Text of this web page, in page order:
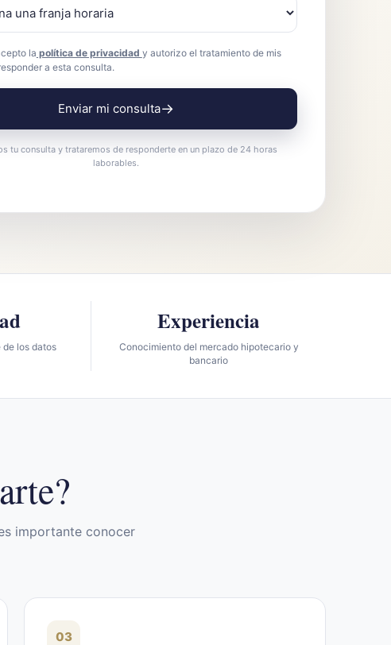
la política de privacidad y autorizo el tratamiento de mis
a esta consulta.
Enviar mi consulta→
tu consulta y trataremos de responderte en un plazo de 24 horas
laborables.
de los datos
Experiencia
Conocimiento del mercado hipotecario y
bancario
importante conocer
03